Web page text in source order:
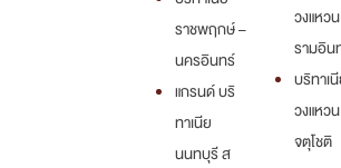
ราชพฤกษ์ –
นครอินทร์
แกรนด์ บริ
ทาเนีย
นนทบุรี ส
วงแหว
รามอิน
บริทาเ
วงแหว
จตุโชติ